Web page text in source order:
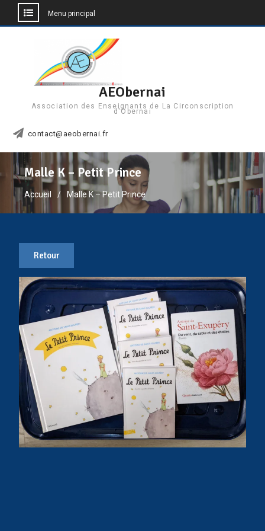
Menu principal
AEObernai
Association des Enseignants de La Circonscription
d'Obernai
contact@aeobernai.fr
Malle K – Petit Prince
Accueil Malle K – Petit Prince